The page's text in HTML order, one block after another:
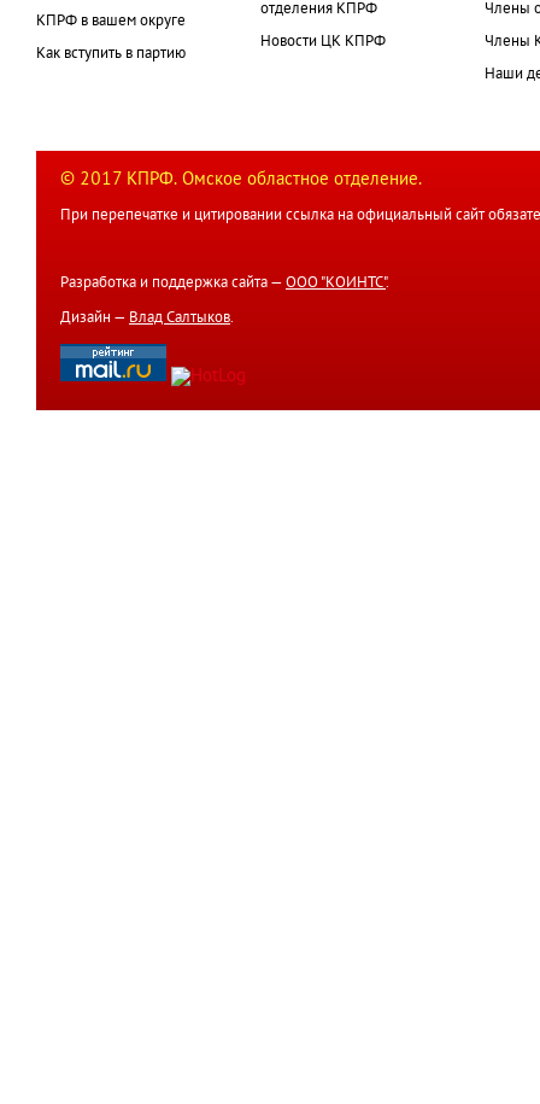
КПРФ в вашем округе
Как вступить в партию
отделения КПРФ
Новости ЦК КПРФ
Члены
Члены
Наши
© 2017 КПРФ. Омское областное отделение.
При перепечатке и цитировании ссылка на официальный сайт
Разработка и поддержка сайта — ООО "КОИНТС".
Дизайн — Влад Салтыков.